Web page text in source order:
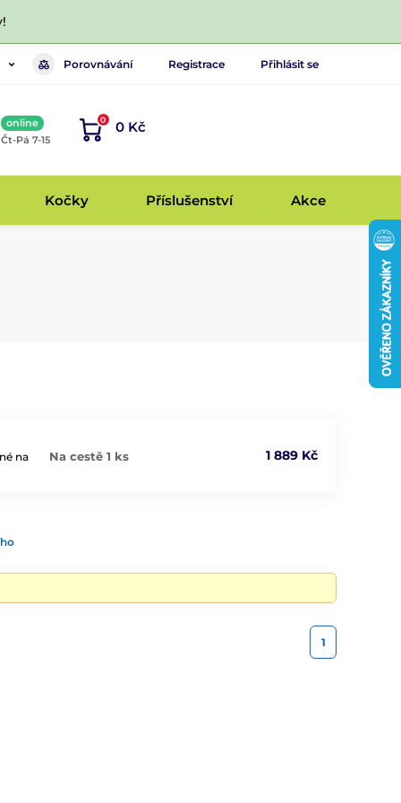
Porovnávání Registrace Přihlásit se
online
Pá 7-15
0 0 Kč
Kočky Příslušenství Akce
na Na cestě 1 ks 1 889 Kč
1